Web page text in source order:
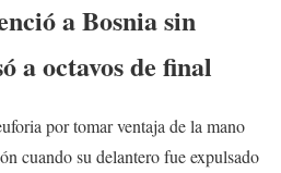
a Bosnia sin
a octavos de final
por tomar ventaja de la mano
cuando su delantero fue expulsado